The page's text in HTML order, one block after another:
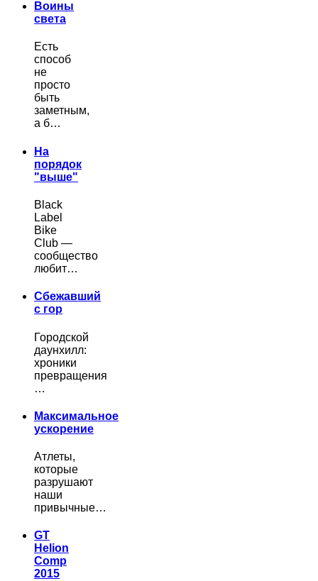
Воины
света
Есть
способ
не
просто
быть
заметным,
а б…
На
порядок
"выше"
Black
Label
Bike
Club —
сообщество
любит…
Сбежавший
с гор
Городской
даунхилл:
хроники
превращения
…
Максимальное
ускорение
Атлеты,
которые
разрушают
наши
привычные…
GT
Helion
Comp
2015